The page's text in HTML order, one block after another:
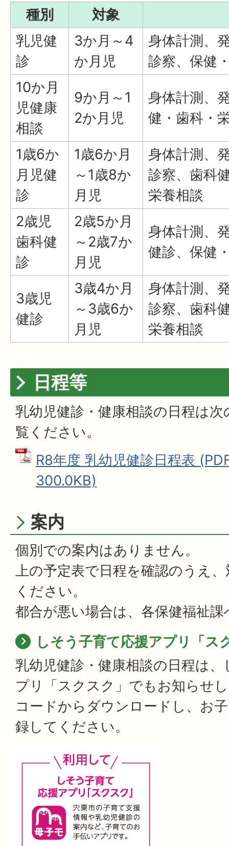
種別
対象
乳児健
診
3か月～4
か月児
身体計測、
診察、保健
10か月
児健康
相談
9か月～1
2か月児
身体計測、
健・歯科・
1歳6か
月児健
診
1歳6か月
～1歳8か
月児
身体計測、
診察、歯科
栄養相談
2歳児
歯科健
診
2歳5か月
～2歳7か
月児
身体計測、
健診、保健
3歳児
健診
3歳4か月
～3歳6か
月児
身体計測、
診察、歯科
栄養相談
日程等
乳幼児健診・健康相談の日程は
覧ください。
R8年度 乳幼児健診日程表
300.0KB)
案内
個別での案内はありません。
上の予定表で日程を確認のうえ
ください。
都合が悪い場合は、各保健福祉
しそう子育て応援アプリ「ス
乳幼児健診・健康相談の日程は
プリ「スクスク」でもお知らせ
コードからダウンロードし、お
録してください。